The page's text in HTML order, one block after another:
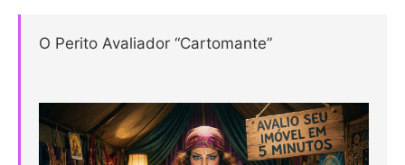
O Perito Avaliador “Cartomante”